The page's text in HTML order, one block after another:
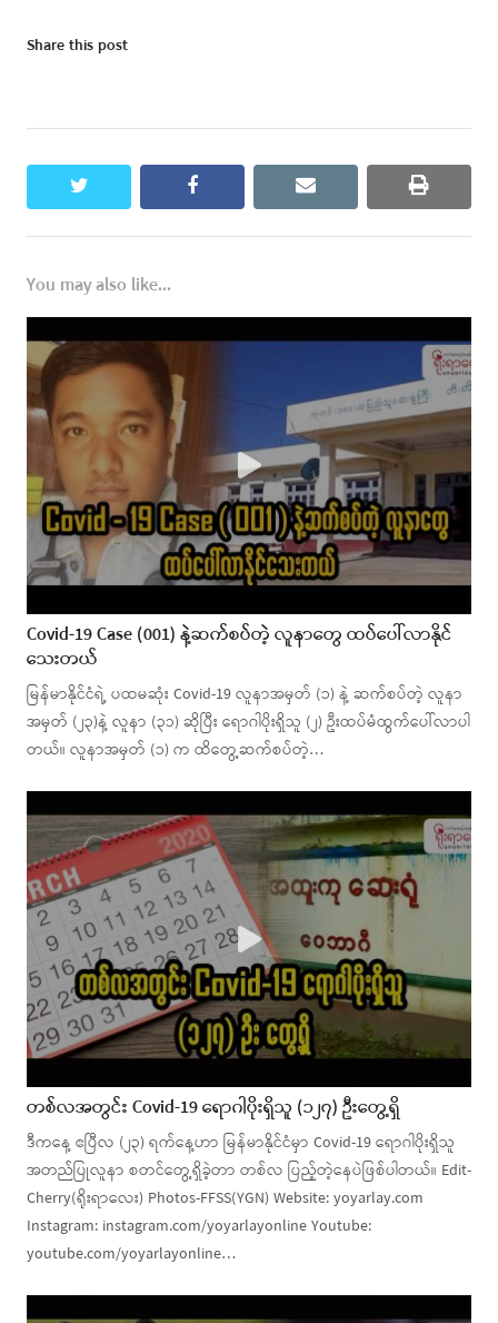
Share this post
twitter facebook email print
You may also like...
Covid-19 Case (001) နဲ့ဆက်စပ်တဲ့ လူနာတွေ ထပ်ပေါ်လာနိုင်
သေးတယ်
မြန်မာနိုင်ငံရဲ့ ပထမဆုံး Covid-19 လူနာအမှတ် (၁) နဲ့ ဆက်စပ်တဲ့ လူနာ
အမှတ် (၂၃)နဲ့ လူနာ (၃၁) ဆိုပြီး ရောဂါပိုးရှိသူ (၂) ဦးထပ်မံထွက်ပေါ်လာပါ
တယ်။ လူနာအမှတ် (၁) က ထိတွေ့ဆက်စပ်တဲ့…
တစ်လအတွင်း Covid-19 ရောဂါပိုးရှိသူ (၁၂၇) ဦးတွေ့ရှိ
ဒီကနေ့ ဧပြီလ (၂၃) ရက်နေ့ဟာ မြန်မာနိုင်ငံမှာ Covid-19 ရောဂါပိုးရှိသူ
အတည်ပြုလူနာ စတင်တွေ့ရှိခဲ့တာ တစ်လ ပြည့်တဲ့နေပဲဖြစ်ပါတယ်။ Edit-
Cherry(ရိုးရာလေး) Photos-FFSS(YGN) Website: yoyarlay.com
Instagram: instagram.com/yoyarlayonline Youtube:
youtube.com/yoyarlayonline…